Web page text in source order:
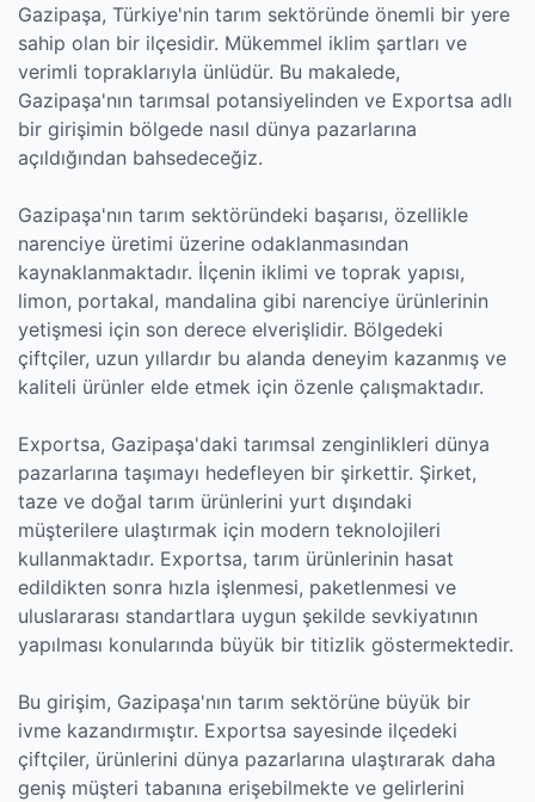
Gazipaşa, Türkiye'nin tarım sektöründe önemli bir yere
sahip olan bir ilçesidir. Mükemmel iklim şartları ve
verimli topraklarıyla ünlüdür. Bu makalede,
Gazipaşa'nın tarımsal potansiyelinden ve Exportsa adlı
bir girişimin bölgede nasıl dünya pazarlarına
açıldığından bahsedeceğiz.
Gazipaşa'nın tarım sektöründeki başarısı, özellikle
narenciye üretimi üzerine odaklanmasından
kaynaklanmaktadır. İlçenin iklimi ve toprak yapısı,
limon, portakal, mandalina gibi narenciye ürünlerinin
yetişmesi için son derece elverişlidir. Bölgedeki
çiftçiler, uzun yıllardır bu alanda deneyim kazanmış ve
kaliteli ürünler elde etmek için özenle çalışmaktadır.
Exportsa, Gazipaşa'daki tarımsal zenginlikleri dünya
pazarlarına taşımayı hedefleyen bir şirkettir. Şirket,
taze ve doğal tarım ürünlerini yurt dışındaki
müşterilere ulaştırmak için modern teknolojileri
kullanmaktadır. Exportsa, tarım ürünlerinin hasat
edildikten sonra hızla işlenmesi, paketlenmesi ve
uluslararası standartlara uygun şekilde sevkiyatının
yapılması konularında büyük bir titizlik göstermektedir.
Bu girişim, Gazipaşa'nın tarım sektörüne büyük bir
ivme kazandırmıştır. Exportsa sayesinde ilçedeki
çiftçiler, ürünlerini dünya pazarlarına ulaştırarak daha
geniş müşteri tabanına erişebilmekte ve gelirlerini